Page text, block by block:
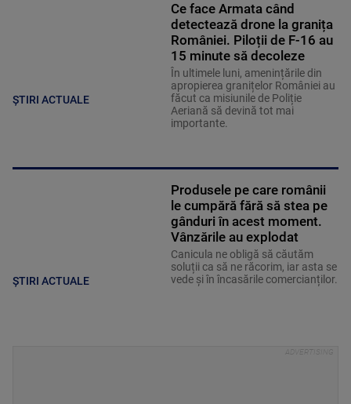
ȘTIRI ACTUALE
Ce face Armata când
detectează drone la granița
României. Piloții de F-16 au
15 minute să decoleze
În ultimele luni, amenințările din
apropierea granițelor României au
făcut ca misiunile de Poliție
Aeriană să devină tot mai
importante.
ȘTIRI ACTUALE
Produsele pe care românii
le cumpără fără să stea pe
gânduri în acest moment.
Vânzările au explodat
Canicula ne obligă să căutăm
soluții ca să ne răcorim, iar asta se
vede și în încasările comercianților.